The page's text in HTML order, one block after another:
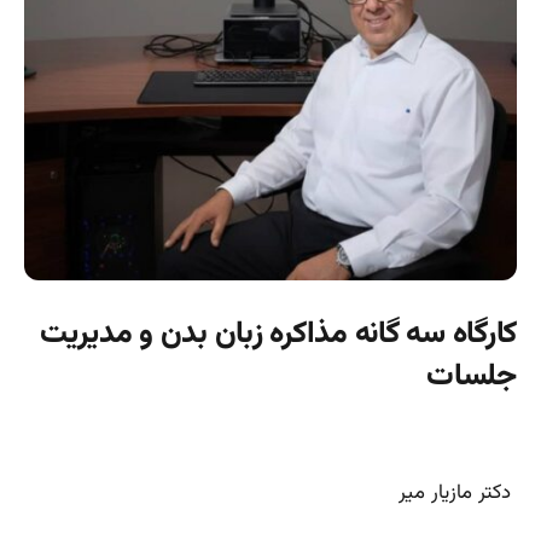
کارگاه سه گانه مذاکره زبان بدن و مدیریت
جلسات
دکتر مازیار میر